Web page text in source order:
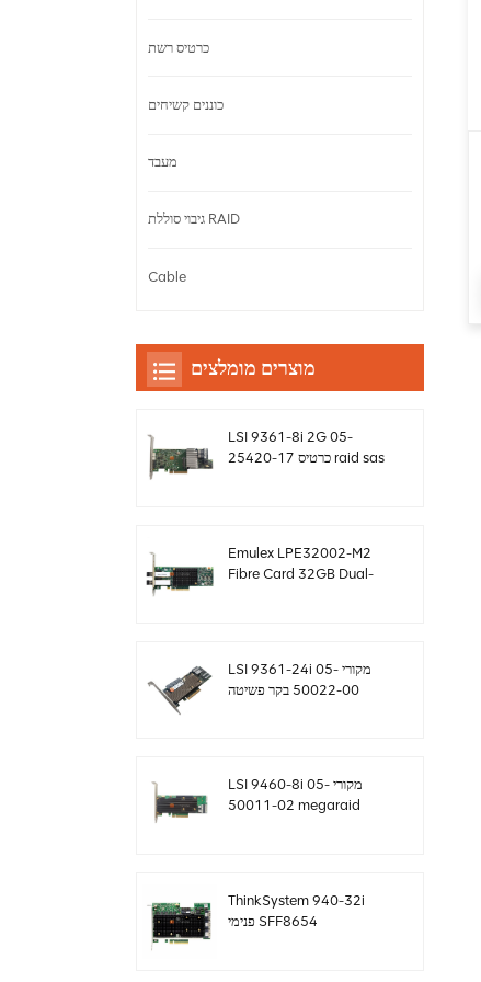
כרטיס רשת
כוננים קשיחים
מעבד
גיבוי סוללת RAID
Cable
מוצרים מומלצים
LSI 9361-8i 2G 05-
25420-17 כרטיס raid sas
Emulex LPE32002-M2
Fibre Card 32GB Dual-
LSI 9361-24i מקורי 05-
50022-00 בקר פשיטה
LSI 9460-8i מקורי 05-
50011-02 megaraid
ThinkSystem 940-32i
פנימי SFF8654